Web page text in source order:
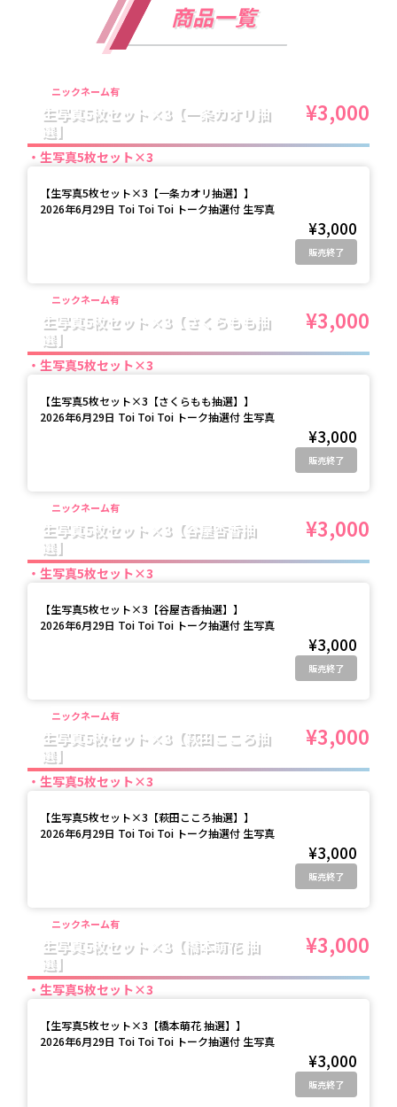
商品一覧
ニックネーム有
生写真5枚セット×3【一条カオリ抽
選】
¥3,000
生写真5枚セット×3
【生写真5枚セット×3【一条カオリ抽選】 】
2026年6月29日 Toi Toi Toi トーク抽選付 生写真
¥3,000
販売終了
ニックネーム有
生写真5枚セット×3【さくらもも抽
選】
¥3,000
生写真5枚セット×3
【生写真5枚セット×3【さくらもも抽選】 】
2026年6月29日 Toi Toi Toi トーク抽選付 生写真
¥3,000
販売終了
ニックネーム有
生写真5枚セット×3【谷屋杏香抽
選】
¥3,000
生写真5枚セット×3
【生写真5枚セット×3【谷屋杏香抽選】 】
2026年6月29日 Toi Toi Toi トーク抽選付 生写真
¥3,000
販売終了
ニックネーム有
生写真5枚セット×3【萩田こころ抽
選】
¥3,000
生写真5枚セット×3
【生写真5枚セット×3【萩田こころ抽選】 】
2026年6月29日 Toi Toi Toi トーク抽選付 生写真
¥3,000
販売終了
ニックネーム有
生写真5枚セット×3【橋本萌花 抽
選】
¥3,000
生写真5枚セット×3
【生写真5枚セット×3【橋本萌花 抽選】 】
2026年6月29日 Toi Toi Toi トーク抽選付 生写真
¥3,000
販売終了